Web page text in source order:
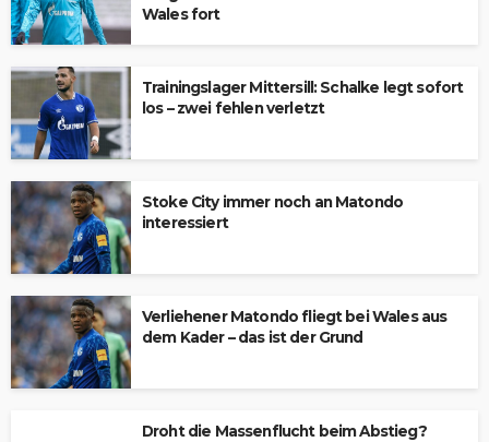
Wales fort
Trainingslager Mittersill: Schalke legt sofort
los – zwei fehlen verletzt
Stoke City immer noch an Matondo
interessiert
Verliehener Matondo fliegt bei Wales aus
dem Kader – das ist der Grund
Droht die Massenflucht beim Abstieg?